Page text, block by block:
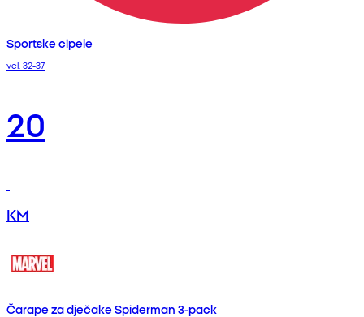
Sportske cipele
vel. 32-37
20
KM
Čarape za dječake Spiderman 3-pack